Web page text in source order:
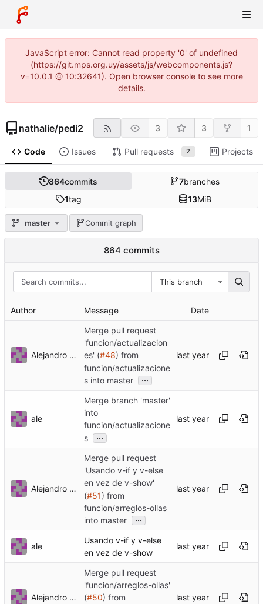
JavaScript error: Cannot read property '0' of undefined
(https://git.mps.org.uy/assets/js/webcomponents.js?
v=10.0.1 @ 10:32641). Open browser console to see more
details.
nathalie/pedi2 3 3 1
Code Issues Pull requests 2 Projects
864commits 7branches
1tag 13MiB
master Commit graph
864 commits
This branch
Author Message Date
Alejandro Tasistro
Merge pull request
'funcion/actualizacion
es' (#48) from
funcion/actualizacione
s into master
...
ale
Merge branch 'master'
into
funcion/actualizacione
s
...
Alejandro Tasistro
Merge pull request
'Usando v-if y v-else
en vez de v-show'
(#51) from
funcion/arreglos-ollas
into master
...
ale
Usando v-if y v-else
en vez de v-show
Alejandro Tasistro
Merge pull request
'funcion/arreglos-ollas'
(#50) from